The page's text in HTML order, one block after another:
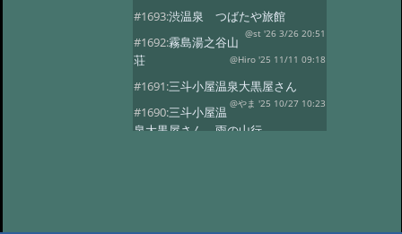
#1693:渋温泉 つばたや旅館
@st '26 3/26 20:51
#1692:霧島湯之谷山
荘
@Hiro '25 11/11 09:18
#1691:三斗小屋温泉大黒屋さん
@やま '25 10/27 10:23
#1690:三斗小屋温
泉大黒屋さん 雨の山行